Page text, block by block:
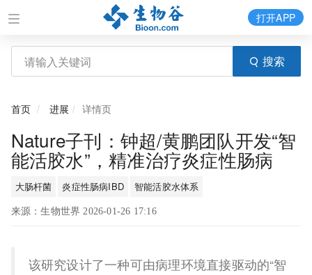
搜索
打开APP
首页 进展 详情页
Nature子刊：钟超/黄鹏团队开发“智
能活胶水”，精准治疗炎症性肠病
大肠杆菌 炎症性肠病IBD 智能活胶水体系
来源：生物世界 2026-01-26 17:16
该研究设计了一种可由病理环境直接驱动的“智